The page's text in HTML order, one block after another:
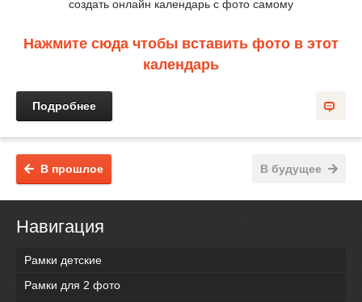
создать онлайн календарь с фото самому
Нажмите сюда чтобы вставить фото в этот
календарь
Подробнее
В будущее
В прошлое
Навигация
Рамки детские
Рамки для 2 фото